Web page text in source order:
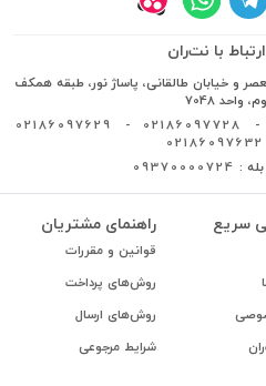
با نت‌ران
و خیابان طالقانی، پاساژ نور، طبقه همکف
واحد 7048
02186097728
02186097629
02186097632
:
09370000724
سریع راهنمای مشتریان
قوانین و مقررات
روش‌های پرداخت
روش‌های ارسال
شرایط مرجوعی